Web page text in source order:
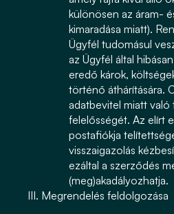
különösen az áram-
kimaradása miatt).
Ügyfél tudomásul
az Ügyfél által
eredő károk,
történő áthárítására.
adatbevitel miatt való
felelősségét. Az elírt
postafiókja
visszaigazolás
ezáltal a szerződés
(meg)akadályozhatja.
Megrendelés feldolgozása